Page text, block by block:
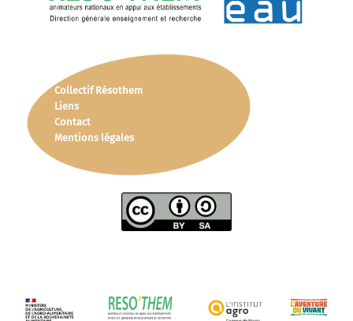
Collectif Résothem
Liens
Contact
Mentions légales